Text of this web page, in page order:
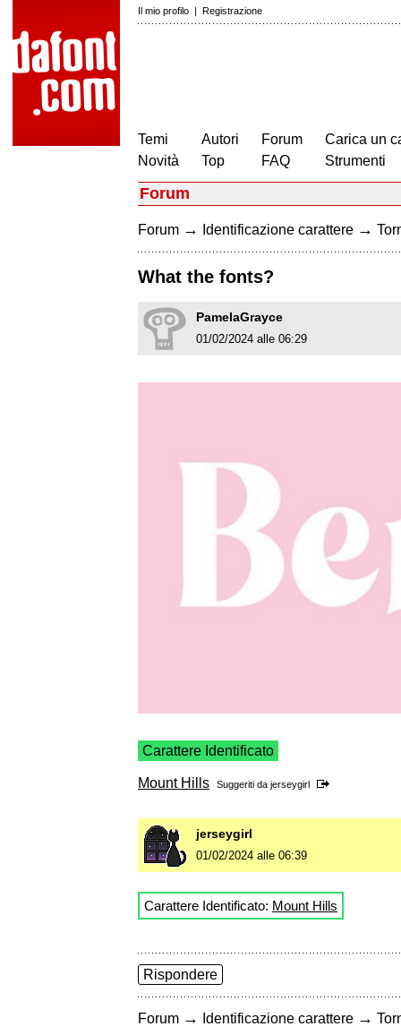
Il mio profilo | Registrazione
Temi
Novità
Autori
Top
Forum
FAQ
Carica un
Strumenti
Forum
Forum → Identificazione carattere →
What the fonts?
PamelaGrayce
01/02/2024 alle 06:29
Carattere Identificato
Mount Hills Suggeriti da jerseygirl
jerseygirl
01/02/2024 alle 06:39
Carattere Identificato: Mount Hills
Rispondere
Forum → Identificazione carattere →